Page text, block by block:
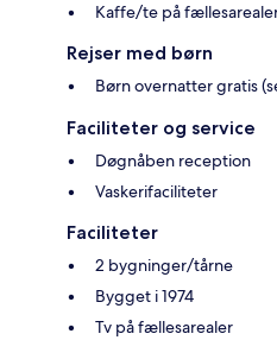
Kaffe/te på
Rejser med børn
Børn overnatter gratis
Faciliteter og service
Døgnåben reception
Vaskerifaciliteter
Faciliteter
2 bygninger/tårne
Bygget i 1974
Tv på fællesarealer